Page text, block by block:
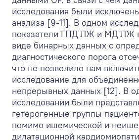
исследования были
анализа [9-11]. В одном
показатели ГПД ЛЖ и МД ЛЖ
виде бинарных данных с
диагностического порога
что не позволило нам
исследование для
непрерывных данных [12]. В
исследовании были
гетерогенные группы
помимо ишемической и
дилатационной